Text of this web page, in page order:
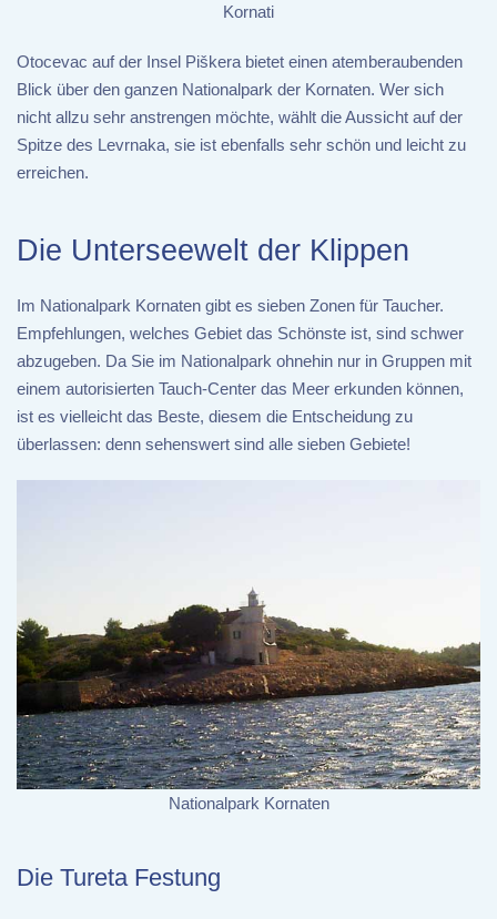
Kornati
Otocevac auf der Insel Piškera bietet einen atemberaubenden
Blick über den ganzen Nationalpark der Kornaten. Wer sich
nicht allzu sehr anstrengen möchte, wählt die Aussicht auf der
Spitze des Levrnaka, sie ist ebenfalls sehr schön und leicht zu
erreichen.
Die Unterseewelt der Klippen
Im Nationalpark Kornaten gibt es sieben Zonen für Taucher.
Empfehlungen, welches Gebiet das Schönste ist, sind schwer
abzugeben. Da Sie im Nationalpark ohnehin nur in Gruppen mit
einem autorisierten Tauch-Center das Meer erkunden können,
ist es vielleicht das Beste, diesem die Entscheidung zu
überlassen: denn sehenswert sind alle sieben Gebiete!
Nationalpark Kornaten
Die Tureta Festung